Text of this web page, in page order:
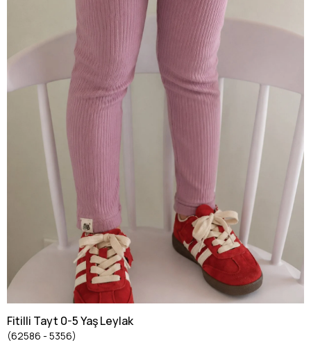
Fitilli Tayt 0-5 Yaş Leylak
(62586 - 5356)